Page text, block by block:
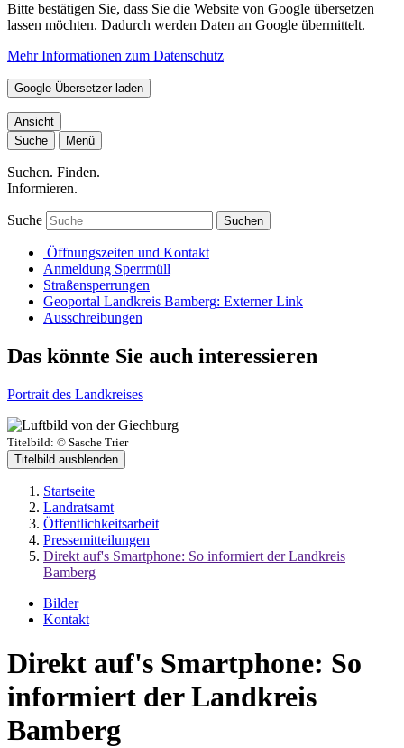
Bitte bestätigen Sie, dass Sie die Website von Google übersetzen
lassen möchten. Dadurch werden Daten an Google übermittelt.
Mehr Informationen zum Datenschutz
Google-Übersetzer laden
Ansicht
Suche
Menü
Suchen. Finden.
Informieren.
Suche Suchen
Öffnungszeiten und Kontakt
Anmeldung Sperrmüll
Straßensperrungen
Geoportal Landkreis Bamberg: Externer Link
Ausschreibungen
Das könnte Sie auch interessieren
Portrait des Landkreises
Titelbild: © Sasche Trier
Titelbild ausblenden
Startseite
Landratsamt
Öffentlichkeitsarbeit
Pressemitteilungen
Direkt auf's Smartphone: So informiert der Landkreis
Bamberg
Bilder
Kontakt
Direkt auf's Smartphone: So
informiert der Landkreis
Bamberg